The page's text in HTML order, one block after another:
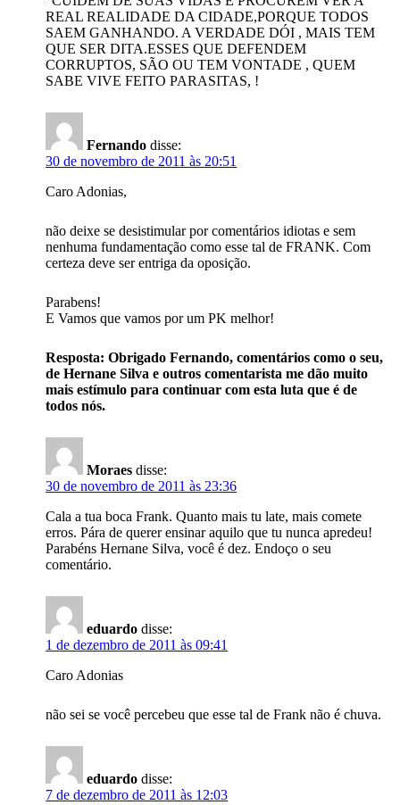
REAL REALIDADE DA CIDADE,PORQUE TODOS
SAEM GANHANDO. A VERDADE DÓI , MAIS TEM
QUE SER DITA.ESSES QUE DEFENDEM
CORRUPTOS, SÃO OU TEM VONTADE , QUEM
SABE VIVE FEITO PARASITAS, !
Fernando disse:
30 de novembro de 2011 às 20:51
Caro Adonias,
não deixe se desistimular por comentários idiotas e sem
nenhuma fundamentação como esse tal de FRANK. Com
certeza deve ser entriga da oposição.
Parabens!
E Vamos que vamos por um PK melhor!
Resposta: Obrigado Fernando, comentários como o seu,
de Hernane Silva e outros comentarista me dão muito
mais estímulo para continuar com esta luta que é de
todos nós.
Moraes disse:
30 de novembro de 2011 às 23:36
Cala a tua boca Frank. Quanto mais tu late, mais comete
erros. Pára de querer ensinar aquilo que tu nunca apredeu!
Parabéns Hernane Silva, você é dez. Endoço o seu
comentário.
eduardo disse:
1 de dezembro de 2011 às 09:41
Caro Adonias
não sei se você percebeu que esse tal de Frank não é chuva.
eduardo disse:
7 de dezembro de 2011 às 12:03